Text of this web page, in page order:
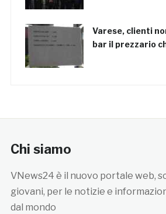
Varese, clienti
bar il prezzario
Chi siamo
VNews24 è il nuovo portale web,
giovani, per le notizie e
dal mondo